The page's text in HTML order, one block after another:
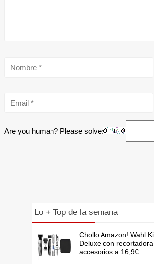
Are you human? Please solve:
Lo + Top de la semana
Chollo Amazon! Wahl
Deluxe con
accesorios a 16,9€